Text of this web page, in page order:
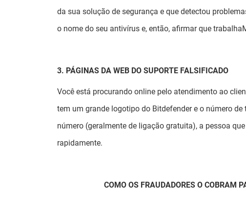
da sua solução de segurança e que detectou
o nome do seu antivírus e, então, afirmar que
3. PÁGINAS DA WEB DO SUPORTE FALSIFICADO
Você está procurando online pelo atendimento ao
tem um grande logotipo do Bitdefender e o número
número (geralmente de ligação gratuita), a pessoa
rapidamente.
COMO OS FRAUDADORES O COBRAM